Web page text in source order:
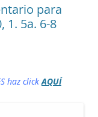
para
1. 5a. 6-8
haz clickAQUÍ